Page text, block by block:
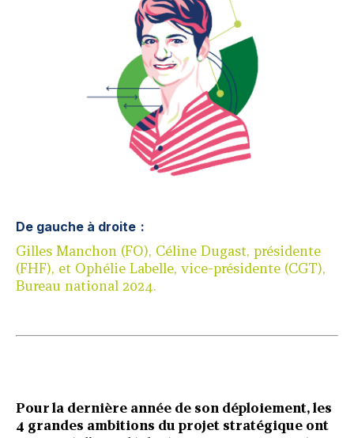
De gauche à droite :
Gilles Manchon (FO), Céline Dugast, présidente
(FHF), et Ophélie Labelle, vice-présidente (CGT),
Bureau national 2024.
Pour la dernière année de son déploiement, les
4 grandes ambitions du projet stratégique ont